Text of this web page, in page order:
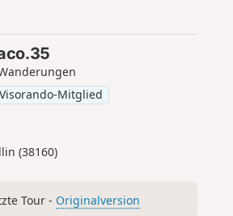
Visorando-Mitglied
(38160)
Tour - Originalversion